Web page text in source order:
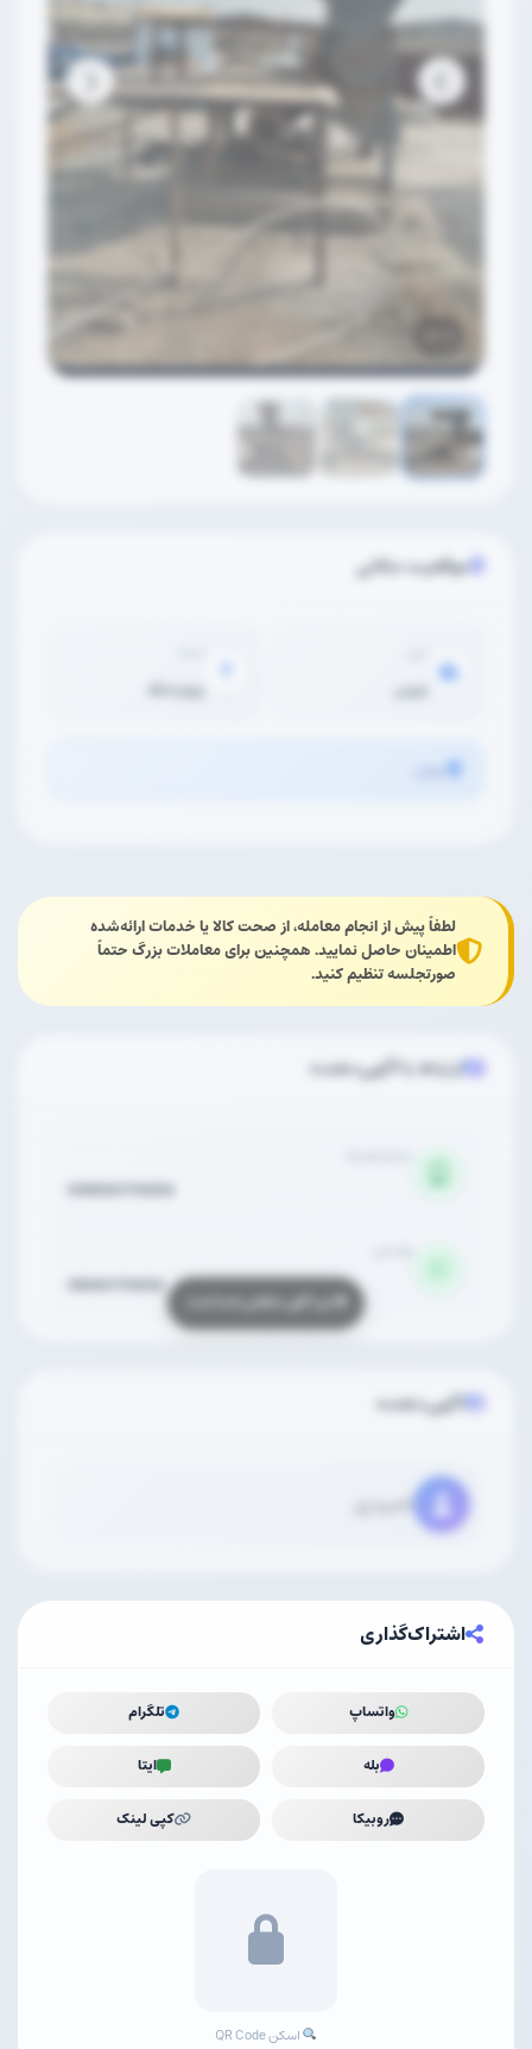
موقعیت مکانی
تهران چهاردانگه
لطفاً پیش از انجام معامله، از صحت کالا یا خدمات ارائه‌شده
اطمینان حاصل نمایید. همچنین برای معاملات بزرگ حتماً
صورتجلسه تنظیم کنید.
ارتباط با آگهی‌دهنده
09906179358
آگهی‌دهنده
امیدی
اشتراک‌گذاری
واتساپ تلگرام
بله ایتا
روبیکا کپی لینک
اسکن QR Code